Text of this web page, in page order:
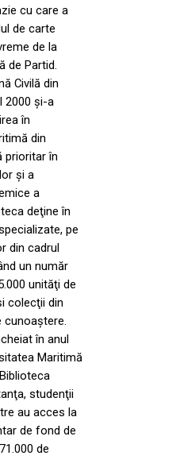
cu care a
de carte
de la
de Partid.
Civilă din
2000 şi-a
în
din
prioritar în
şi a
a
deţine în
pe
din cadrul
un număr
unităţi de
colecţii din
în anul
Maritimă
studenţii
au acces la
de fond de
de